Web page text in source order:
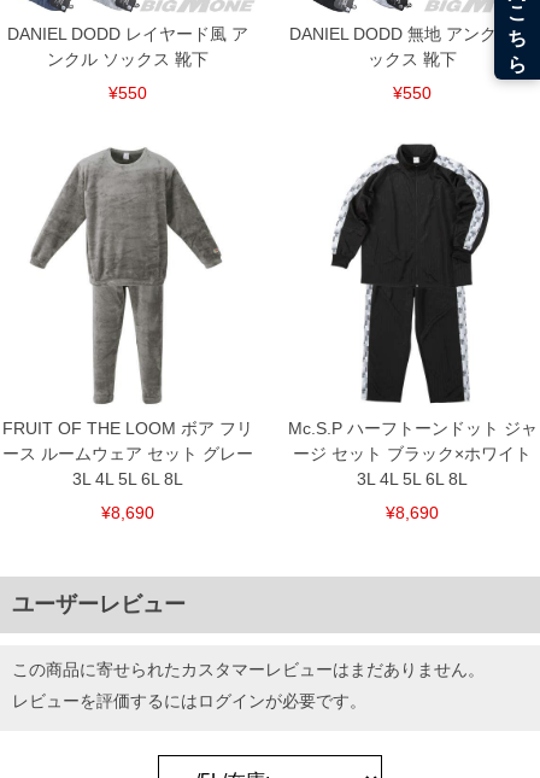
DANIEL DODD レイヤード風 ア
ンクル ソックス 靴下
¥550
DANIEL DODD 無地 アンクル ソ
ックス 靴下
¥550
FRUIT OF THE LOOM ボア フリ
ース ルームウェア セット グレー
3L 4L 5L 6L 8L
¥8,690
Mc.S.P ハーフトーンドット ジャ
ージ セット ブラック×ホワイト
3L 4L 5L 6L 8L
¥8,690
ユーザーレビュー
この商品に寄せられたカスタマーレビューはまだありません。
レビューを評価するにはログインが必要です。